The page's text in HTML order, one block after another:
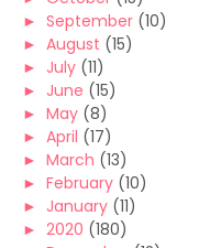
► September (10)
► August (15)
► July (11)
► June (15)
► May (8)
► April (17)
► March (13)
► February (10)
► January (11)
► 2020 (180)